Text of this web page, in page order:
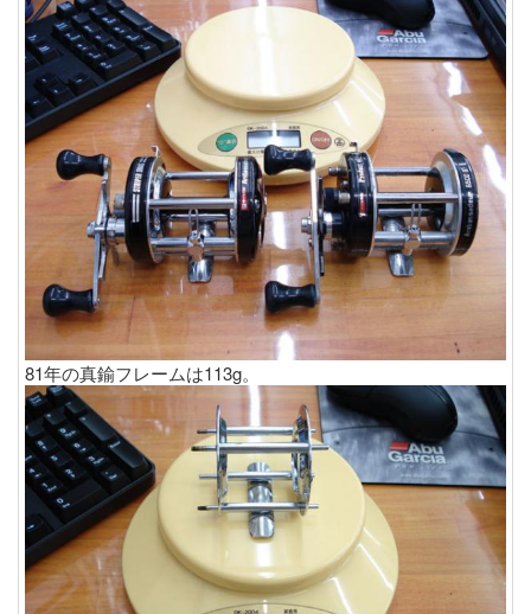
81年の真鍮フレームは113g。